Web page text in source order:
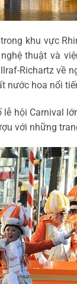
khu vực
thuật và
Richartz về
nước hoa nổi
hội Carnival
với những